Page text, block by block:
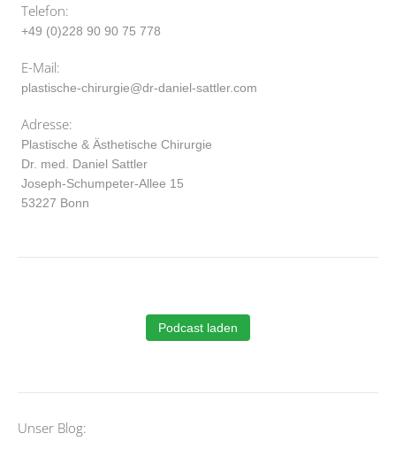
Telefon:
+49 (0)228 90 90 75 778
E-Mail:
plastische-chirurgie@dr-daniel-sattler.com
Adresse:
Plastische & Ästhetische Chirurgie
Dr. med. Daniel Sattler
Joseph-Schumpeter-Allee 15
53227 Bonn
Podcast laden
Unser Blog: